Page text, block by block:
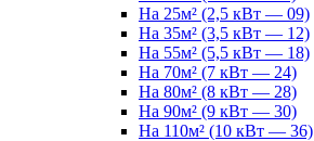
На 25м² (2,5 кВт — 09)
На 35м² (3,5 кВт — 12)
На 55м² (5,5 кВт — 18)
На 70м² (7 кВт — 24)
На 80м² (8 кВт — 28)
На 90м² (9 кВт — 30)
На 110м² (10 кВт — 36)